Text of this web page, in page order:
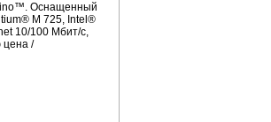
Оснащенный
M 725, Intel®
10/100 Мбит/с,
цена /